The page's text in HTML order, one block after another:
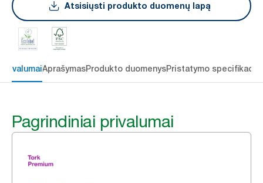
Atsisiųsti produkto duomenų lapą
AprašymasProdukto duomenysPristatymo
Pagrindiniai privalumai